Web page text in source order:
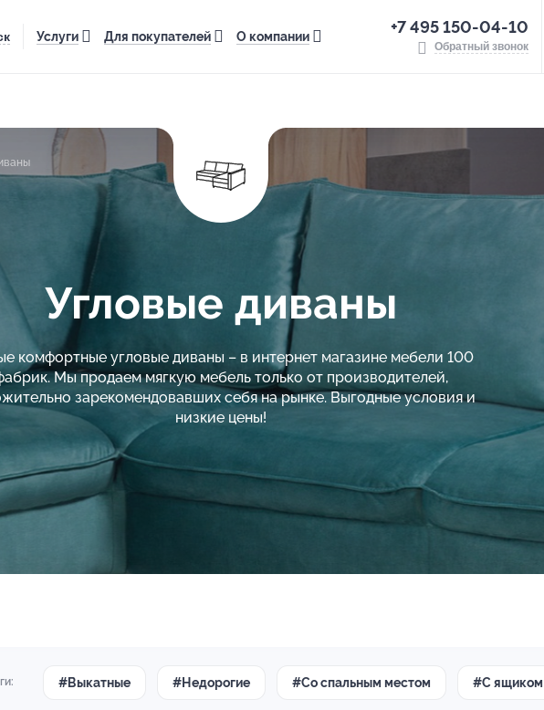
Услуги Для покупателей О компании +7 495 150-04-10
Обратный звонок
Угловые диваны
комфортные угловые диваны – в интернет магазине мебели 100
Мы продаем мягкую мебель только от производителей,
зарекомендовавших себя на рынке. Выгодные условия и
низкие цены!
#Выкатные #Недорогие #Со спальным местом #С ящиком